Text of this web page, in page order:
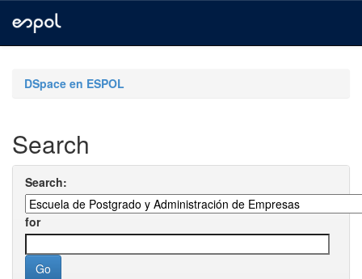
navigationDSpace en ESPOL
Search
Search:
for